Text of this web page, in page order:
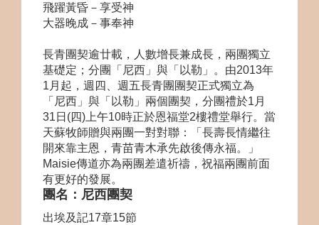
飛躍黃昏－享受神
大器晚成－事奉神
長青團契逾廿載，人數增長兼成長，兩團獨立
基礎定；分團「尼西」與「以勒」。由2013年
1月起，週四、週五長青團團契正式獨立為
「尼西」與「以勒」兩個團契，分團禮於1月
31日(四)上午10時正於恩福堂2樓禮堂舉行。當
天蘇牧師贈與兩團一對對聯：「長壽長情繼往
開來靠主恩，青苗青木承先啟後傳永福。」
Maisie傳道亦為兩團差遣祈禱，祝福兩團前面
有更好的發展。
團名：尼西團契
出埃及記17章15節